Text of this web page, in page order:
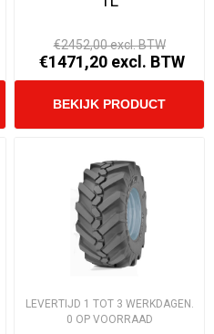
€2452,00 excl. BTW
€1471,20 excl. BTW
LEVERTIJD 1 TOT 3 WERKDAGEN.
0 OP VOORRAAD